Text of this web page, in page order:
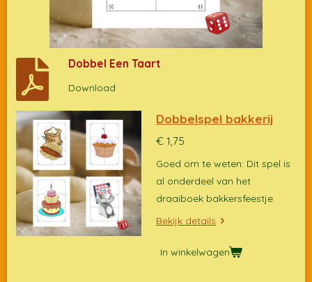
Dobbel Een Taart
Download
Dobbelspel bakkerij
€ 1,75
Goed om te weten: Dit spel is
al onderdeel van het
draaiboek bakkersfeestje.
Bekijk details
In winkelwagen